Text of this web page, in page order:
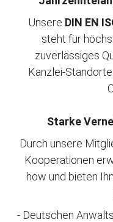
Unsere DIN EN
steht für
zuverlässiges
Kanzlei-
Starke
Durch unsere
Kooperationen
how und bieten
- Deutschen